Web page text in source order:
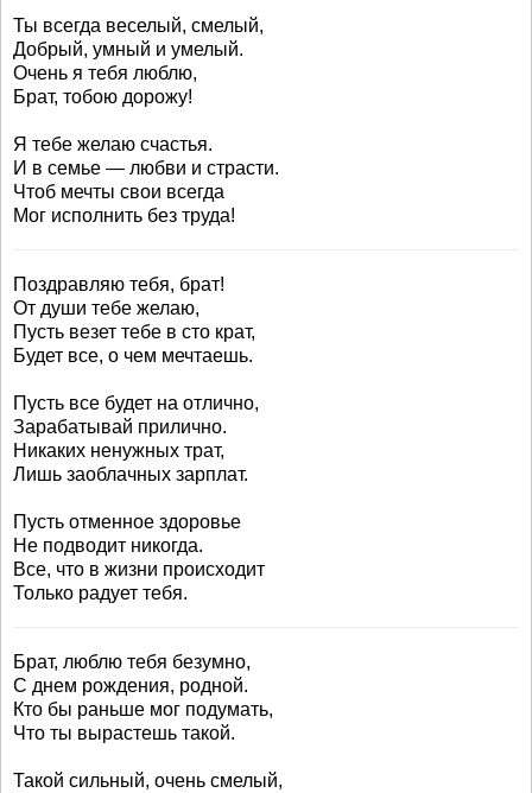
Ты всегда веселый, смелый,
Добрый, умный и умелый.
Очень я тебя люблю,
Брат, тобою дорожу!
Я тебе желаю счастья.
И в семье — любви и страсти.
Чтоб мечты свои всегда
Мог исполнить без труда!
Поздравляю тебя, брат!
От души тебе желаю,
Пусть везет тебе в сто крат,
Будет все, о чем мечтаешь.
Пусть все будет на отлично,
Зарабатывай прилично.
Никаких ненужных трат,
Лишь заоблачных зарплат.
Пусть отменное здоровье
Не подводит никогда.
Все, что в жизни происходит
Только радует тебя.
Брат, люблю тебя безумно,
С днем рождения, родной.
Кто бы раньше мог подумать,
Что ты вырастешь такой.
Такой сильный, очень смелый,